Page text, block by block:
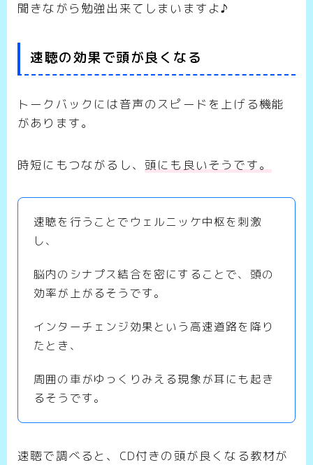
聞きながら勉強出来てしまいますよ♪
速聴の効果で頭が良くなる
トークバックには音声のスピードを上げる機能
があります。
時短にもつながるし、 頭にも良いそうです。
速聴を行うことでウェルニッケ中枢を刺激
し、
脳内のシナプス結合を密にすることで、頭の
効率が上がるそうです。
インターチェンジ効果という高速道路を降り
たとき、
周囲の車がゆっくりみえる現象が耳にも起き
るそうです。
速聴で調べると、CD付きの頭が良くなる教材が